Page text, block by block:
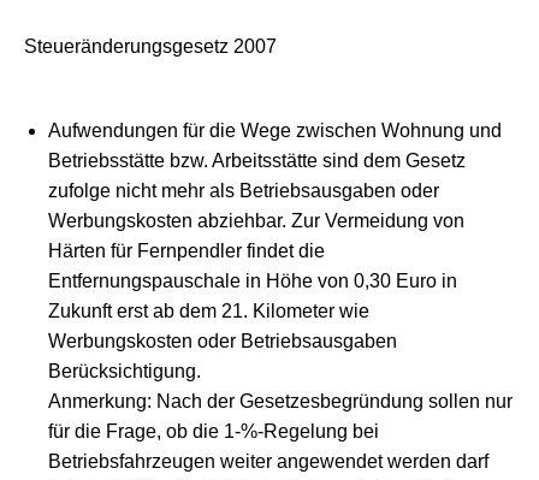
Steueränderungsgesetz 2007
Aufwendungen für die Wege zwischen Wohnung und
Betriebsstätte bzw. Arbeitsstätte sind dem Gesetz
zufolge nicht mehr als Betriebsausgaben oder
Werbungskosten abziehbar. Zur Vermeidung von
Härten für Fernpendler findet die
Entfernungspauschale in Höhe von 0,30 Euro in
Zukunft erst ab dem 21. Kilometer wie
Werbungskosten oder Betriebsausgaben
Berücksichtigung.
Anmerkung: Nach der Gesetzesbegründung sollen nur
für die Frage, ob die 1-%-Regelung bei
Betriebsfahrzeugen weiter angewendet werden darf